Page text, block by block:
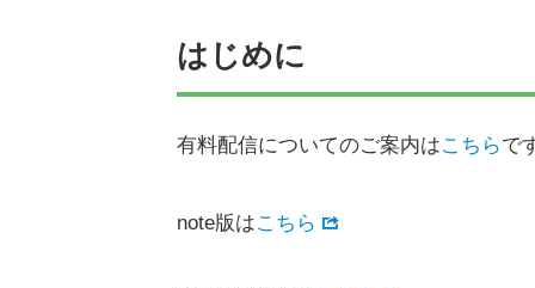
はじめに
有料配信についてのご案内はこちらで
note版はこちら